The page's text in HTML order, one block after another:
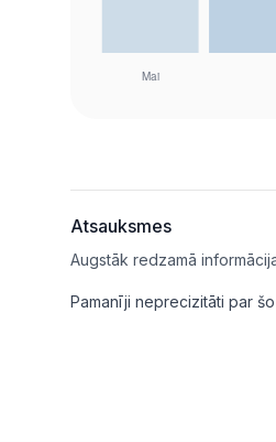
Atsauksmes
Augstāk redzamā
Pamanīji neprecizitāti par